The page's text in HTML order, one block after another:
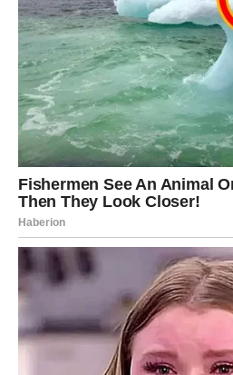
Slobodni Jarčevi imaju velike
koja će odmah probuditi osećaj
Na poslovnom planu dolazi
Mnogi Jarčevi će tokom juna
promeniti finansijsku budućnost.
Vodolija
Vodolije tokom juna ulaze u
promena. Mnogo toga ćete
da trošite energiju na ljude koji
Sudbinski susret očekuje vas na
najmanje očekujete. Moguće je